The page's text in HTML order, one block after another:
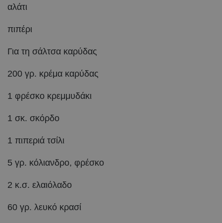
αλάτι
πιπέρι
Για τη σάλτσα καρύδας
200 γρ. κρέμα καρύδας
1 φρέσκο κρεμμυδάκι
1 σκ. σκόρδο
1 πιπεριά τσίλι
5 γρ. κόλιανδρο, φρέσκο
2 κ.σ. ελαιόλαδο
60 γρ. λευκό κρασί